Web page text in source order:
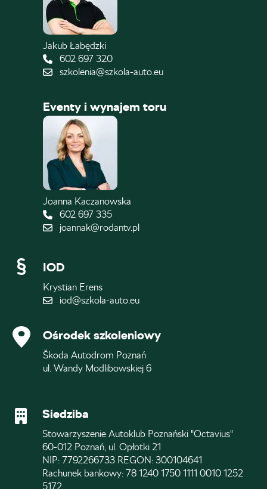
Jakub Łabędzki
602 697 320
szkolenia@szkola-auto.eu
Eventy i wynajem toru
Joanna Kaczanowska
602 697 335
joannak@rodantv.pl
IOD
Krystian Erens
iod@szkola-auto.eu
Ośrodek szkoleniowy
Škoda Autodrom Poznań
ul. Wandy Modlibowskiej 6
Siedziba
Stowarzyszenie Autoklub Poznański "Octavius"
60-012 Poznań, ul. Opłotki 21
NIP: 7792266733 REGON: 300104641
Rachunek bankowy: 78 1240 1750 1111 0010 1252
5172